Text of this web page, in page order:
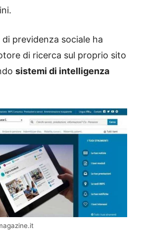
previdenza sociale ha
di ricerca sul proprio sito
sistemi di intelligenza